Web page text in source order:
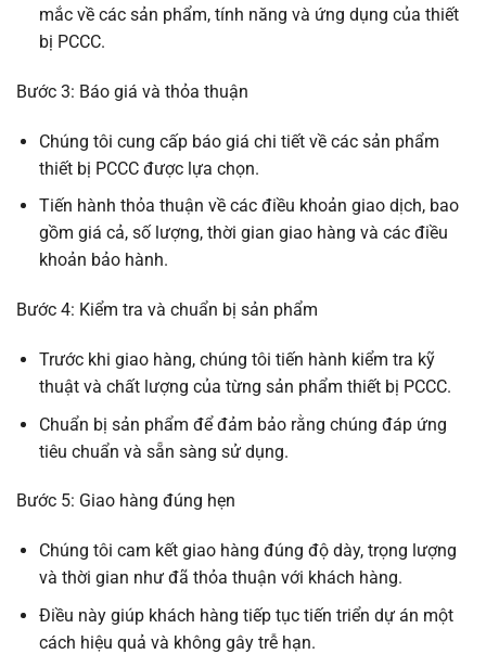
mắc về các sản phẩm, tính năng và ứng dụng của thiết
bị PCCC.
Bước 3: Báo giá và thỏa thuận
Chúng tôi cung cấp báo giá chi tiết về các sản phẩm
thiết bị PCCC được lựa chọn.
Tiến hành thỏa thuận về các điều khoản giao dịch, bao
gồm giá cả, số lượng, thời gian giao hàng và các điều
khoản bảo hành.
Bước 4: Kiểm tra và chuẩn bị sản phẩm
Trước khi giao hàng, chúng tôi tiến hành kiểm tra kỹ
thuật và chất lượng của từng sản phẩm thiết bị PCCC.
Chuẩn bị sản phẩm để đảm bảo rằng chúng đáp ứng
tiêu chuẩn và sẵn sàng sử dụng.
Bước 5: Giao hàng đúng hẹn
Chúng tôi cam kết giao hàng đúng độ dày, trọng lượng
và thời gian như đã thỏa thuận với khách hàng.
Điều này giúp khách hàng tiếp tục tiến triển dự án một
cách hiệu quả và không gây trễ hạn.